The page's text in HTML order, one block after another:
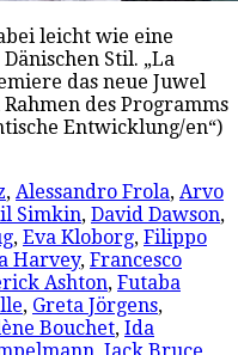
leicht wie eine
Stil. „La
das neue Juwel
des Programms
Entwicklung/en“)
, Alessandro Frola, Arvo
Simkin, David Dawson,
, Eva Kloborg, Filippo
Harvey, Francesco
Ashton, Futaba
, Greta Jörgens,
Bouchet, Ida